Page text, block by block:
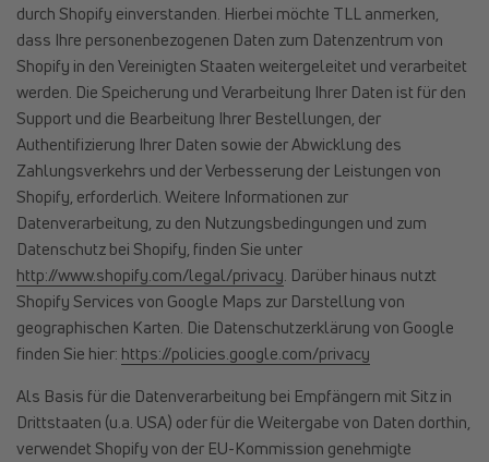
durch Shopify einverstanden. Hierbei möchte TLL anmerken,
dass Ihre personenbezogenen Daten zum Datenzentrum von
Shopify in den Vereinigten Staaten weitergeleitet und verarbeitet
werden. Die Speicherung und Verarbeitung Ihrer Daten ist für den
Support und die Bearbeitung Ihrer Bestellungen, der
Authentifizierung Ihrer Daten sowie der Abwicklung des
Zahlungsverkehrs und der Verbesserung der Leistungen von
Shopify, erforderlich. Weitere Informationen zur
Datenverarbeitung, zu den Nutzungsbedingungen und zum
Datenschutz bei Shopify, finden Sie unter
http://www.shopify.com/legal/privacy. Darüber hinaus nutzt
Shopify Services von Google Maps zur Darstellung von
geographischen Karten. Die Datenschutzerklärung von Google
finden Sie hier: https://policies.google.com/privacy
Als Basis für die Datenverarbeitung bei Empfängern mit Sitz in
Drittstaaten (u.a. USA) oder für die Weitergabe von Daten dorthin,
verwendet Shopify von der EU-Kommission genehmigte